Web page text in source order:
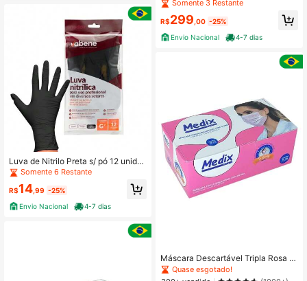
Luva de Nitrilo Preta s/ pó 12 unida
des - Vabene
Somente 6 Restante
R$14 ,99 -25%
Envio Nacional
4-7 dias
Somente 3 Restante
R$299 ,00 -25%
Envio Nacional
4-7 dias
Máscara Descartável Tripla Rosa c/
Elástico c/50 - Medix
Quase esgotado!